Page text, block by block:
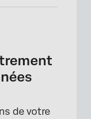
de votre